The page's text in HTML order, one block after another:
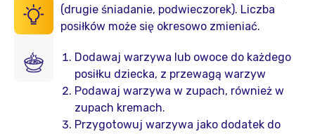
(drugie śniadanie, podwieczorek). Liczba
posiłków może się okresowo zmieniać.
Dodawaj warzywa lub owoce do każdego
posiłku dziecka, z przewagą warzyw
Podawaj warzywa w zupach, również w
zupach kremach.
Przygotowuj warzywa jako dodatek do